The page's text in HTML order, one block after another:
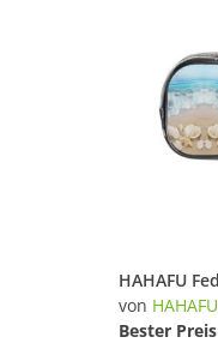
von HAHAFU
Bester Preis